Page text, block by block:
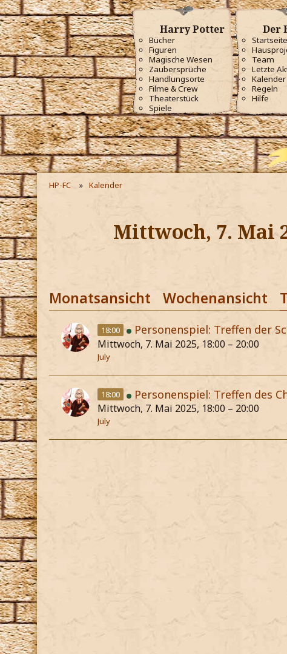
Harry Potter
Bücher
Figuren
Magische Wesen
Zaubersprüche
Handlungsorte
Filme & Crew
Theaterstück
Spiele
Der
Startseite
Team
Letzte
Kalender
Regeln
Hilfe
HP-FC Kalender
Mittwoch, 7. Mai
Monatsansicht Wochenansicht
18:00 Personenspiel: Treffen der
Mittwoch, 7. Mai 2025, 18:00 – 20:00
July
18:00 Personenspiel: Treffen des
Mittwoch, 7. Mai 2025, 18:00 – 20:00
July